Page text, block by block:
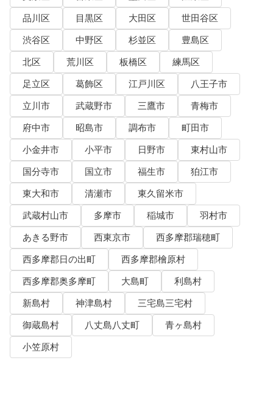
品川区
目黒区 大田区
世田谷区
渋谷区
中野区 杉並区
豊島区
北区
荒川区 板橋区
練馬区
足立区
葛飾区 江戸川区
八王子市
立川市
武蔵野市 三鷹市
青梅市
府中市
昭島市 調布市
町田市
小金井市
小平市 日野市
東村山市
国分寺市
国立市 福生市
狛江市
東大和市
清瀬市
東久留米市
武蔵村山市
多摩市 稲城市
羽村市
あきる野市
西東京市
西多摩郡瑞穂町
西多摩郡日の出町
西多摩郡檜原村
西多摩郡奥多摩町
大島町
利島村
新島村
神津島村
三宅島三宅村
御蔵島村
八丈島八丈町
青ヶ島村
小笠原村